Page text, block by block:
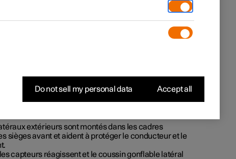
extérieurs des places conducteur et passager
extérieurs sont montés dans les cadres
sièges avant et aident à protéger le conducteur et le
capteurs réagissent et le coussin gonflable latéral
Do not sell my personal data Accept all